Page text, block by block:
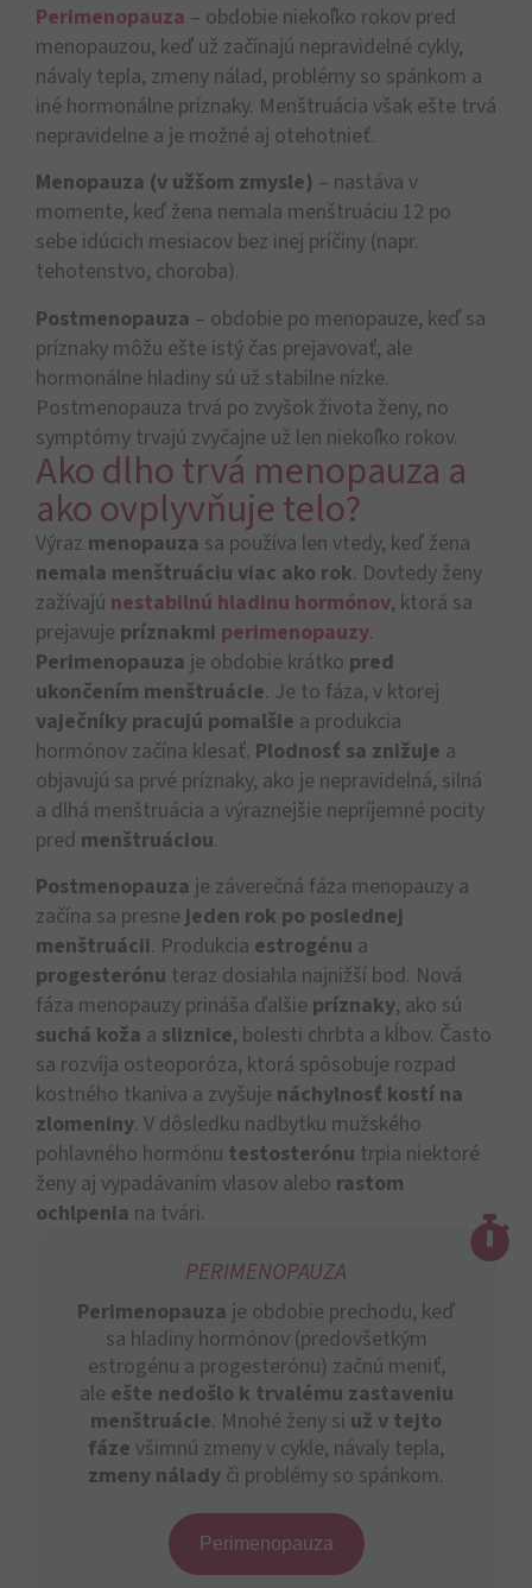
Perimenopauza – obdobie niekoľko rokov pred
menopauzou, keď už začínajú nepravidelné cykly,
návaly tepla, zmeny nálad, problémy so spánkom a
iné hormonálne príznaky. Menštruácia však ešte trvá
nepravidelne a je možné aj otehotnieť.
Menopauza (v užšom zmysle) – nastáva v
momente, keď žena nemala menštruáciu 12 po
sebe idúcich mesiacov bez inej príčiny (napr.
tehotenstvo, choroba).
Postmenopauza – obdobie po menopauze, keď sa
príznaky môžu ešte istý čas prejavovať, ale
hormonálne hladiny sú už stabilne nízke.
Postmenopauza trvá po zvyšok života ženy, no
symptómy trvajú zvyčajne už len niekoľko rokov.
Ako dlho trvá menopauza a
ako ovplyvňuje telo?
Výraz menopauza sa používa len vtedy, keď žena
nemala menštruáciu viac ako rok. Dovtedy ženy
zažívajú nestabilnú hladinu hormónov, ktorá sa
prejavuje príznakmi perimenopauzy.
Perimenopauza je obdobie krátko pred
ukončením menštruácie. Je to fáza, v ktorej
vaječníky pracujú pomalšie a produkcia
hormónov začína klesať. Plodnosť sa znižuje a
objavujú sa prvé príznaky, ako je nepravidelná, silná
a dlhá menštruácia a výraznejšie nepríjemné pocity
pred menštruáciou.
Postmenopauza je záverečná fáza menopauzy a
začína sa presnejeden rok po poslednej
menštruácii. Produkcia estrogénu a
progesterónu teraz dosiahla najnižší bod. Nová
fáza menopauzy prináša ďalšie príznaky, ako sú
suchá koža a sliznice, bolesti chrbta a kĺbov. Často
sa rozvíja osteoporóza, ktorá spôsobuje rozpad
kostného tkaniva a zvyšuje náchylnosť kostí na
zlomeniny. V dôsledku nadbytku mužského
pohlavného hormónu testosterónu trpia niektoré
ženy aj vypadávaním vlasov alebo rastom
ochlpenia na tvári.
PERIMENOPAUZA
Perimenopauza je obdobie prechodu, keď
sa hladiny hormónov (predovšetkým
estrogénu a progesterónu) začnú meniť,
ale ešte nedošlo k trvalému zastaveniu
menštruácie. Mnohé ženy si už v tejto
fáze všimnú zmeny v cykle, návaly tepla,
zmeny nálady či problémy so spánkom.
Perimenopauza